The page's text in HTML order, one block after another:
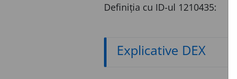
Definiția cu ID-ul 1210435:
Explicative DEX